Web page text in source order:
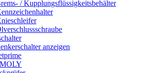
/ Kupplungsflüssigkeitsbehälter
anzeigen